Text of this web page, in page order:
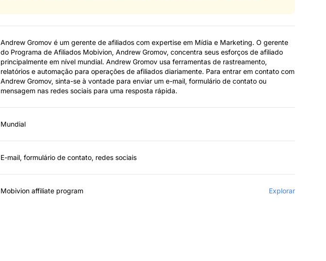
Andrew Gromov é um gerente de afiliados com expertise em Mídia e Marketing. O gerente
do Programa de Afiliados Mobivion, Andrew Gromov, concentra seus esforços de afiliado
principalmente em nível mundial. Andrew Gromov usa ferramentas de rastreamento,
relatórios e automação para operações de afiliados diariamente. Para entrar em contato com
Andrew Gromov, sinta-se à vontade para enviar um e-mail, formulário de contato ou
mensagem nas redes sociais para uma resposta rápida.
Mundial
E-mail, formulário de contato, redes sociais
Mobivion affiliate program Explorar